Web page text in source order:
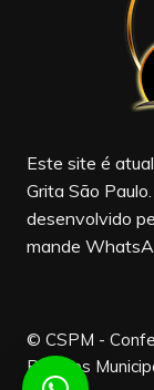
m
Este site é
Grita São
desenvolvido
mande
© CSPM -
Públicos